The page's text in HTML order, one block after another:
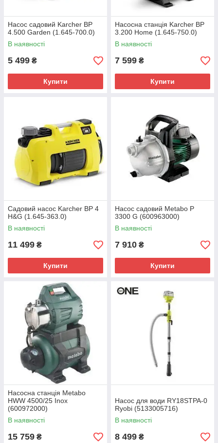
Насос садовий Karcher BP
4.500 Garden (1.645-700.0)
В наявності
5 499 ₴
Купити
Насосна станція Karcher BP
3.200 Home (1.645-750.0)
В наявності
7 599 ₴
Купити
Садовий насос Karcher BP 4
H&G (1.645-363.0)
В наявності
11 499 ₴
Купити
Насос садовий Metabo P
3300 G (600963000)
В наявності
7 910 ₴
Купити
Насосна станція Metabo
HWW 4500/25 Inox
(600972000)
В наявності
15 759 ₴
Насос для води RY18STPA-0
Ryobi (5133005716)
В наявності
8 499 ₴